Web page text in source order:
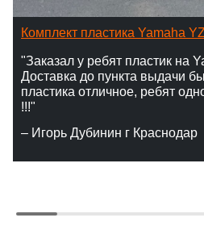
Комплект пластика Yamaha
"Заказал у ребят пластик на
Доставка до пункта выдачи
пластика отличное, ребят
!!!"
– Игорь Дубинин г Краснодар